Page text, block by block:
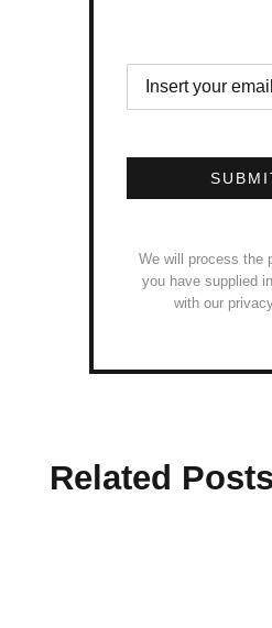
We will process the
you have supplied
with our
Related Posts